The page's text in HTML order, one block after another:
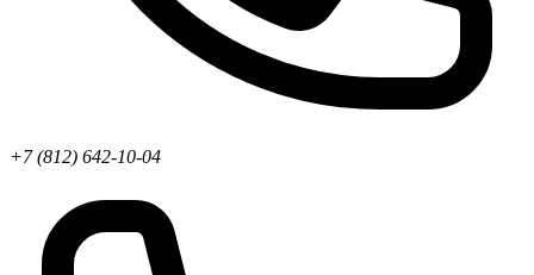
+7 (812) 642-10-04